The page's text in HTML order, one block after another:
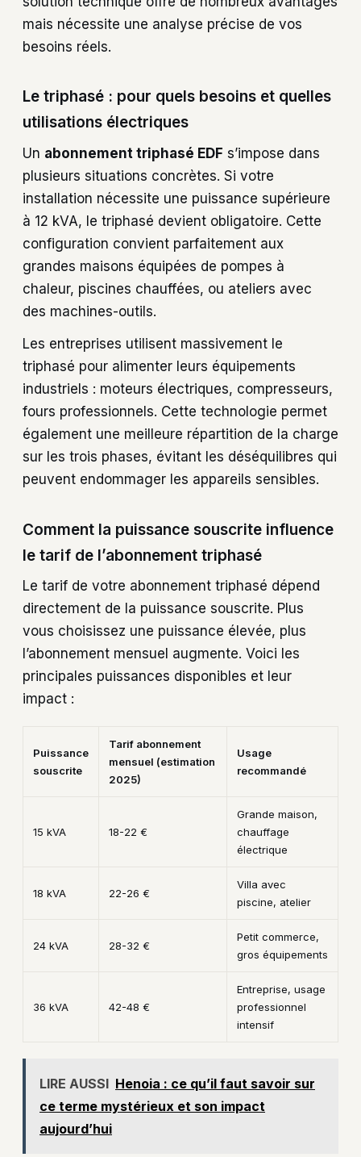
mais nécessite une analyse précise de vos
besoins réels.
Le triphasé : pour quels besoins et quelles
utilisations électriques
Un abonnement triphasé EDF s’impose dans
plusieurs situations concrètes. Si votre
installation nécessite une puissance supérieure
à 12 kVA, le triphasé devient obligatoire. Cette
configuration convient parfaitement aux
grandes maisons équipées de pompes à
chaleur, piscines chauffées, ou ateliers avec
des machines-outils.
Les entreprises utilisent massivement le
triphasé pour alimenter leurs équipements
industriels : moteurs électriques, compresseurs,
fours professionnels. Cette technologie permet
également une meilleure répartition de la charge
sur les trois phases, évitant les déséquilibres qui
peuvent endommager les appareils sensibles.
Comment la puissance souscrite influence
le tarif de l’abonnement triphasé
Le tarif de votre abonnement triphasé dépend
directement de la puissance souscrite. Plus
vous choisissez une puissance élevée, plus
l’abonnement mensuel augmente. Voici les
principales puissances disponibles et leur
impact :
Puissance
souscrite
Tarif abonnement
mensuel (estimation
2025)
Usage
recommandé
15 kVA 18-22 €
Grande maison,
chauffage
électrique
18 kVA 22-26 €
Villa avec
piscine, atelier
24 kVA 28-32 €
Petit commerce,
gros équipements
36 kVA 42-48 €
Entreprise, usage
professionnel
intensif
LIRE AUSSI Henoia : ce qu’il faut savoir sur
ce terme mystérieux et son impact
aujourd’hui